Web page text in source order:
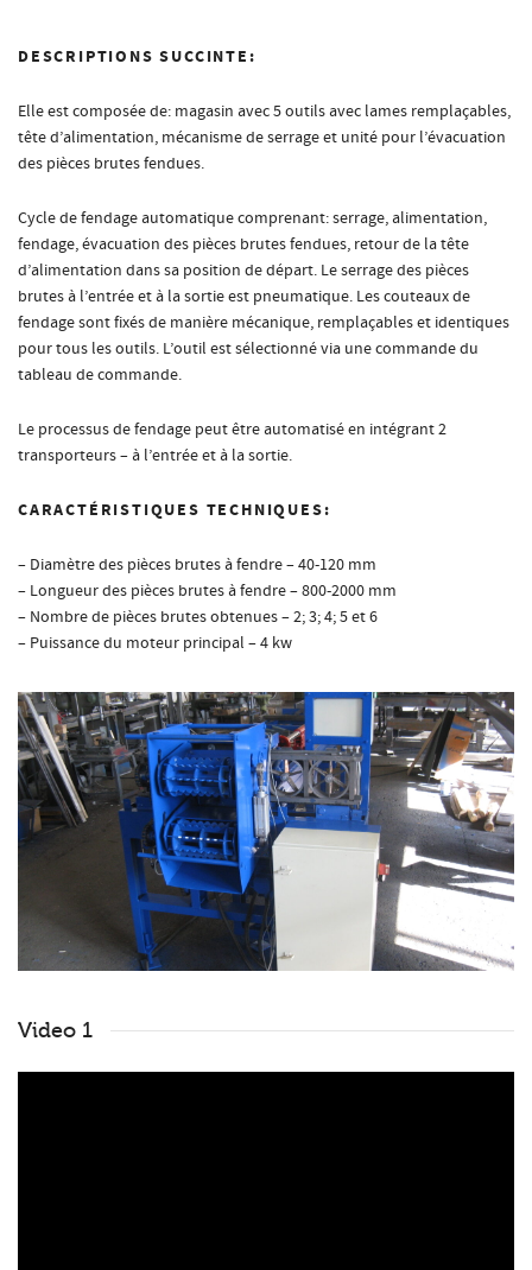
DESCRIPTIONS SUCCINTE:
Elle est composée de: magasin avec 5 outils avec lames remplaçables,
tête d’alimentation, mécanisme de serrage et unité pour l’évacuation
des pièces brutes fendues.
Cycle de fendage automatique comprenant: serrage, alimentation,
fendage, évacuation des pièces brutes fendues, retour de la tête
d’alimentation dans sa position de départ. Le serrage des pièces
brutes à l’entrée et à la sortie est pneumatique. Les couteaux de
fendage sont fixés de manière mécanique, remplaçables et identiques
pour tous les outils. L’outil est sélectionné via une commande du
tableau de commande.
Le processus de fendage peut être automatisé en intégrant 2
transporteurs – à l’entrée et à la sortie.
CARACTÉRISTIQUES TECHNIQUES:
– Diamètre des pièces brutes à fendre – 40-120 mm
– Longueur des pièces brutes à fendre – 800-2000 mm
– Nombre de pièces brutes obtenues – 2; 3; 4; 5 et 6
– Puissance du moteur principal – 4 kw
Video 1